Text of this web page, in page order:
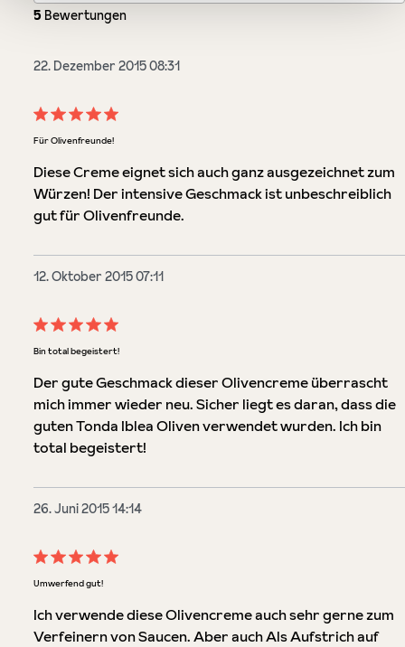
5Bewertungen
22. Dezember 2015 08:31
Bewertung mit 5 von 5 Sternen
Für Olivenfreunde!
Diese Creme eignet sich auch ganz ausgezeichnet zum
Würzen! Der intensive Geschmack ist unbeschreiblich
gut für Olivenfreunde.
12. Oktober 2015 07:11
Bewertung mit 5 von 5 Sternen
Bin total begeistert!
Der gute Geschmack dieser Olivencreme überrascht
mich immer wieder neu. Sicher liegt es daran, dass die
guten Tonda Iblea Oliven verwendet wurden. Ich bin
total begeistert!
26. Juni 2015 14:14
Bewertung mit 5 von 5 Sternen
Umwerfend gut!
Ich verwende diese Olivencreme auch sehr gerne zum
Verfeinern von Saucen. Aber auch Als Aufstrich auf